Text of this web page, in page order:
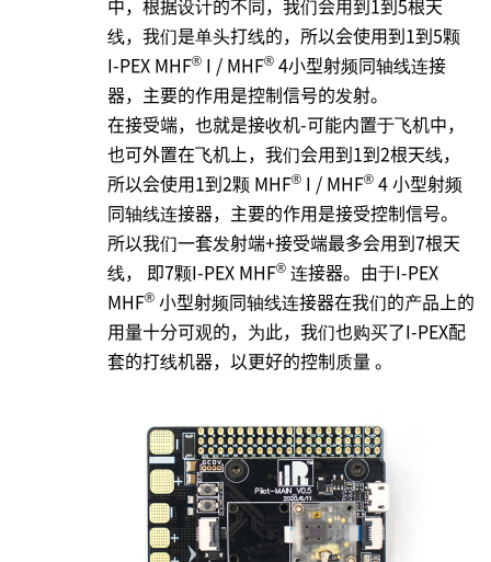
中，根据设计的不同，我们会用到1到5根天
线，我们是单头打线的，所以会使用到1到5颗
I-PEX MHF® I / MHF® 4小型射频同轴线连接
器，主要的作用是控制信号的发射。
在接受端，也就是接收机-可能内置于飞机中，
也可外置在飞机上，我们会用到1到2根天线，
所以会使用1到2颗 MHF® I / MHF® 4 小型射频
同轴线连接器，主要的作用是接受控制信号。
所以我们一套发射端+接受端最多会用到7根天
线， 即7颗I-PEX MHF® 连接器。由于I-PEX
MHF® 小型射频同轴线连接器在我们的产品上的
用量十分可观的，为此，我们也购买了I-PEX配
套的打线机器，以更好的控制质量 。